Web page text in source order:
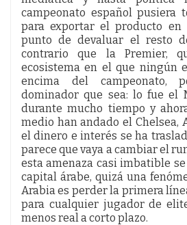
campeonato español pusiera
para exportar el producto en
punto de devaluar el resto
contrario que la Premier,
ecosistema en el que ningún
encima del campeonato,
dominador que sea: lo fue el
durante mucho tiempo y
medio han andado el Chelsea,
el dinero e interés se ha
parece que vaya a cambiar el
esta amenaza casi imbatible
capital árabe, quizá una
Arabia es perder la primera
para cualquier jugador de
menos real a corto plazo.